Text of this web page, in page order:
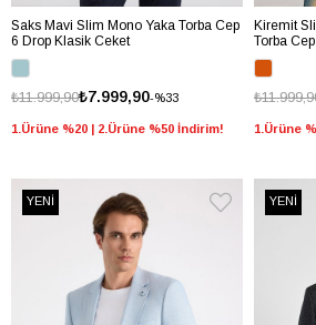
Saks Mavi Slim Mono Yaka Torba Cep
6 Drop Klasik Ceket
%33
₺7.999,90
₺11.999,90
1.Ürüne %20 | 2.Ürüne %50 İndirim!
Kiremit
Torba
Ceket
1.Ürüne
YENİ YENİ